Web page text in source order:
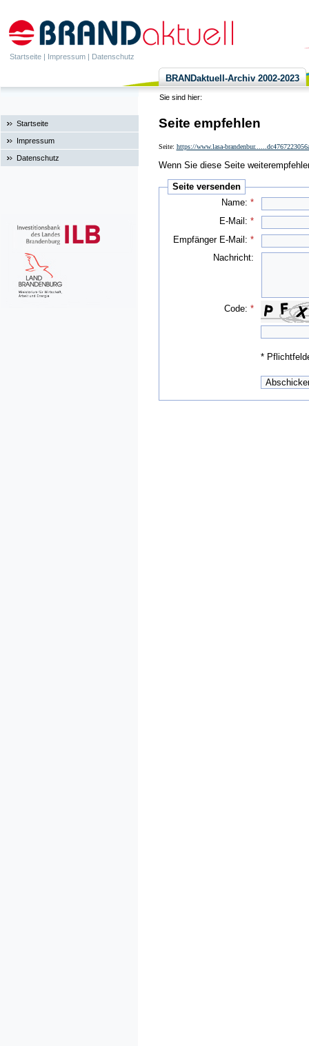
Startseite | Impressum | Datenschutz
BRANDaktuell-Archiv 2002-2023
Sie sind hier:
Startseite
Impressum
Datenschutz
Seite empfehlen
Seite: https://www.lasa-
Wenn Sie diese Seite
Seite versenden
Name:*
E-Mail:*
Empfänger E-Mail:*
Nachricht:
Code:*
*